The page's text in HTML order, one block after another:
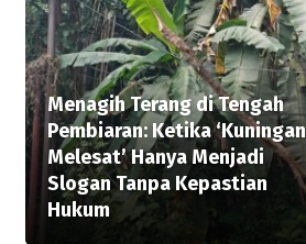
Menagih Terang di Tengah
Pembiaran: Ketika ‘Kuningan
Melesat’ Hanya Menjadi
Slogan Tanpa Kepastian
Hukum